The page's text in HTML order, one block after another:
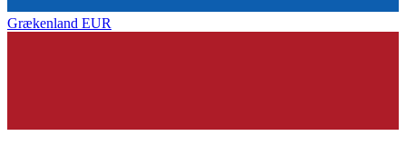
Grækenland EUR